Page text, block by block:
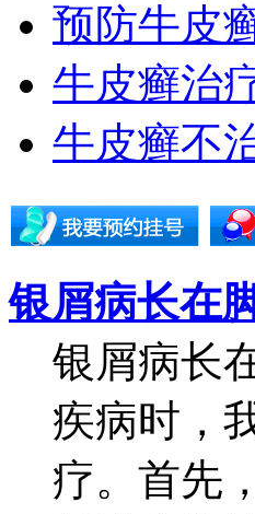
预防牛皮
牛皮癣治
牛皮癣不
银屑病长在
银屑病长
疾病时，
疗。首先